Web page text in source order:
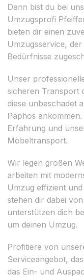
Dann bist du bei
Umzugsprofi
bieten dir einen
Umzugsservice,
Bedürfnisse
Unser
sicheren Transport
diese unbeschadet
Paphos
Erfahrung und
Möbeltransport.
Wir legen großen
arbeiten mit
Umzug effizient
stehen dir dabei
unterstützen dich
um deinen Umzug.
Profitiere von
Serviceangebot,
das Ein- und